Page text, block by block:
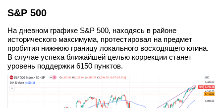
S&P 500
На дневном графике S&P 500, находясь в районе
исторического максимума, протестировал на предмет
пробития нижнюю границу локального восходящего клина.
В случае успеха ближайшей целью коррекции станет
уровень поддержки 6150 пунктов.